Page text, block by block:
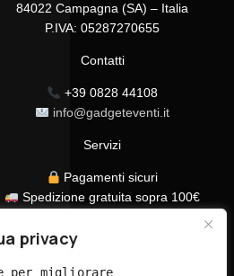
privacy
per migliorare
84022 Campagna (SA) – Italia
P.IVA: 05287270655
Contatti
+39 0828 44108
info@gadgeteventi.it
Servizi
Pagamenti sicuri
Spedizione gratuita sopra 100€
Assistenza clienti dedicata